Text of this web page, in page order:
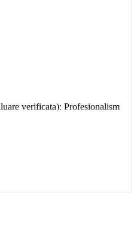
verificata): Profesionalism